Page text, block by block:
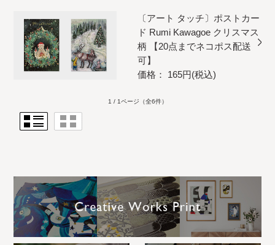
〔アート タッチ〕ポストカー
ド Rumi Kawagoe クリスマス
柄 【20点までネコポス配送
可】
価格： 165円(税込)
1 / 1ページ （全6件）